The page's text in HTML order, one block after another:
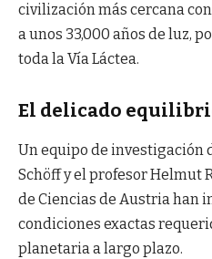
civilización más cercana
a unos 33,000 años de luz,
toda la Vía Láctea.
El delicado
Un equipo de investigación
Schöff y el profesor Helmut
de Ciencias de Austria han
condiciones exactas
planetaria a largo plazo.